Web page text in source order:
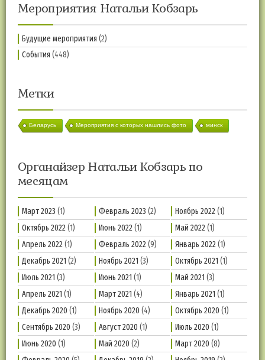
Мероприятия Натальи Кобзарь
Будущие мероприятия (2)
События (448)
Метки
Беларусь Мероприятия с которых нашлись фото минск
Органайзер Натальи Кобзарь по
месяцам
Март 2023 (1) Февраль 2023 (2) Ноябрь 2022(1)
Октябрь 2022(1) Июнь 2022(1) Май 2022(1)
Апрель 2022(1) Февраль 2022(9) Январь 2022(1)
Декабрь 2021 (2) Ноябрь 2021 (3) Октябрь 2021 (1)
Июль 2021 (3) Июнь 2021 (1) Май 2021 (3)
Апрель 2021 (1) Март 2021 (4) Январь 2021 (1)
Декабрь 2020 (1) Ноябрь 2020 (4) Октябрь 2020 (1)
Сентябрь 2020 (3) Август 2020 (1) Июль 2020 (1)
Июнь 2020 (1) Май 2020 (2) Март 2020 (8)